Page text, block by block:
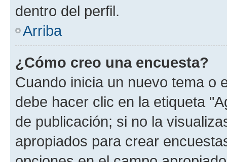
dentro del perfil.
Arriba
¿Cómo creo una encuesta?
Cuando inicia un nuevo tema o
debe hacer clic en la etiqueta
de publicación; si no la
apropiados para crear